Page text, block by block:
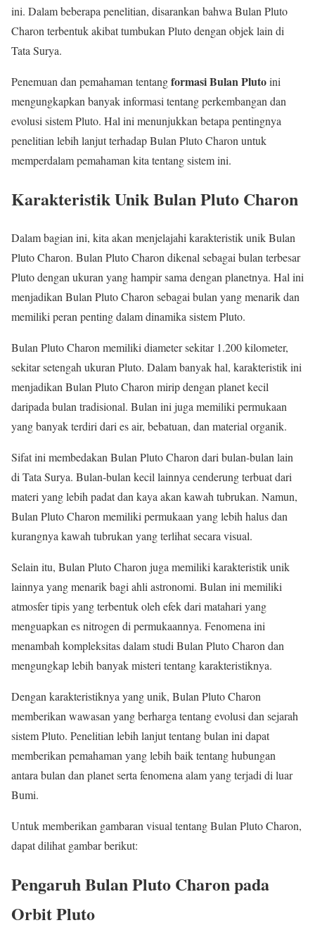
ini. Dalam beberapa penelitian, disarankan bahwa Bulan Pluto
Charon terbentuk akibat tumbukan Pluto dengan objek lain di
Tata Surya.
Penemuan dan pemahaman tentangformasi Bulan Plutoini
mengungkapkan banyak informasi tentang perkembangan dan
evolusi sistem Pluto. Hal ini menunjukkan betapa pentingnya
penelitian lebih lanjut terhadap Bulan Pluto Charon untuk
memperdalam pemahaman kita tentang sistem ini.
Karakteristik Unik Bulan Pluto Charon
Dalam bagian ini, kita akan menjelajahi karakteristik unik Bulan
Pluto Charon. Bulan Pluto Charon dikenal sebagai bulan terbesar
Pluto dengan ukuran yang hampir sama dengan planetnya. Hal ini
menjadikan Bulan Pluto Charon sebagai bulan yang menarik dan
memiliki peran penting dalam dinamika sistem Pluto.
Bulan Pluto Charon memiliki diameter sekitar 1.200 kilometer,
sekitar setengah ukuran Pluto. Dalam banyak hal, karakteristik ini
menjadikan Bulan Pluto Charon mirip dengan planet kecil
daripada bulan tradisional. Bulan ini juga memiliki permukaan
yang banyak terdiri dari es air, bebatuan, dan material organik.
Sifat ini membedakan Bulan Pluto Charon dari bulan-bulan lain
di Tata Surya. Bulan-bulan kecil lainnya cenderung terbuat dari
materi yang lebih padat dan kaya akan kawah tubrukan. Namun,
Bulan Pluto Charon memiliki permukaan yang lebih halus dan
kurangnya kawah tubrukan yang terlihat secara visual.
Selain itu, Bulan Pluto Charon juga memiliki karakteristik unik
lainnya yang menarik bagi ahli astronomi. Bulan ini memiliki
atmosfer tipis yang terbentuk oleh efek dari matahari yang
menguapkan es nitrogen di permukaannya. Fenomena ini
menambah kompleksitas dalam studi Bulan Pluto Charon dan
mengungkap lebih banyak misteri tentang karakteristiknya.
Dengan karakteristiknya yang unik, Bulan Pluto Charon
memberikan wawasan yang berharga tentang evolusi dan sejarah
sistem Pluto. Penelitian lebih lanjut tentang bulan ini dapat
memberikan pemahaman yang lebih baik tentang hubungan
antara bulan dan planet serta fenomena alam yang terjadi di luar
Bumi.
Untuk memberikan gambaran visual tentang Bulan Pluto Charon,
dapat dilihat gambar berikut:
Pengaruh Bulan Pluto Charon pada
Orbit Pluto